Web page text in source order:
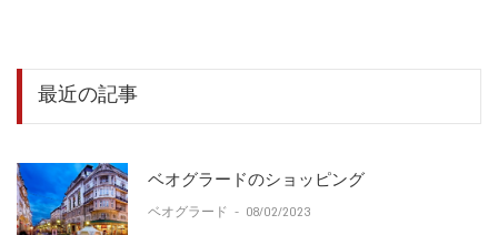
最近の記事
ベオグラードのショッピング
ベオグラード - 08/02/2023